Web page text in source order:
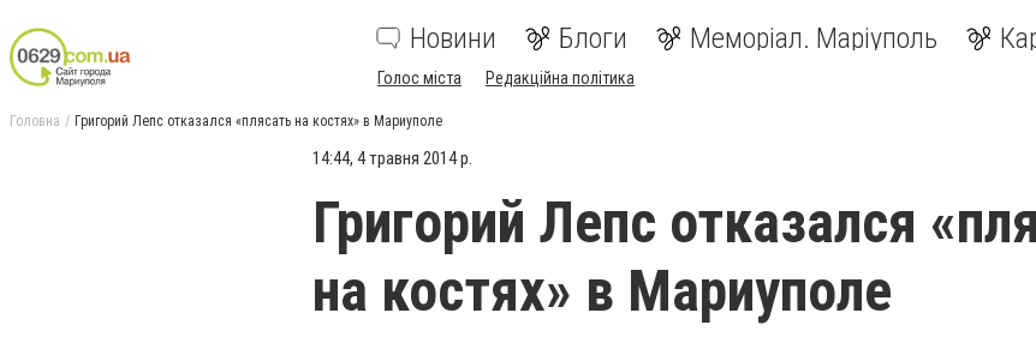
Новини Блоги Меморіал. Маріуполь
Голос міста Редакційна політика
Головна Григорий Лепс отказался «плясать на костях» в Мариуполе
14:44, 4 травня 2014 р.
Григорий Лепс отказался
на костях» в Мариуполе